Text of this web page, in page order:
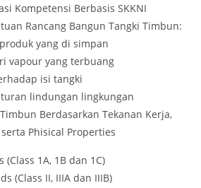
Kompetensi Berbasis SKKNI
Rancang Bangun Tangki Timbun:
yang di simpan
vapour yang terbuang
isi tangki
lindungan lingkungan
Berdasarkan Tekanan Kerja,
Phisical Properties
1A, 1B dan 1C)
(Class II, IIIA dan IIIB)